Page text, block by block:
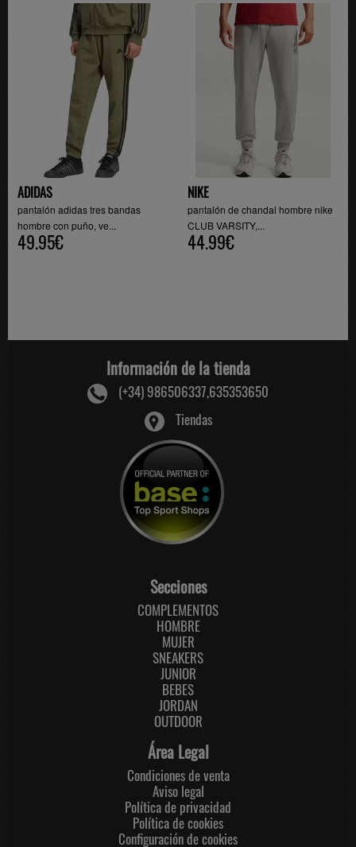
ADIDAS
pantalón adidas tres bandas
hombre con puño, ve...
49.95€
NIKE
pantalón de chandal hombre nike
CLUB VARSITY,...
44.99€
Información de la tienda
(+34) 986506337,635353650
Tiendas
Secciones
COMPLEMENTOS
HOMBRE
MUJER
SNEAKERS
JUNIOR
BEBES
JORDAN
OUTDOOR
Área Legal
Condiciones de venta
Aviso legal
Política de privacidad
Política de cookies
Configuración de cookies